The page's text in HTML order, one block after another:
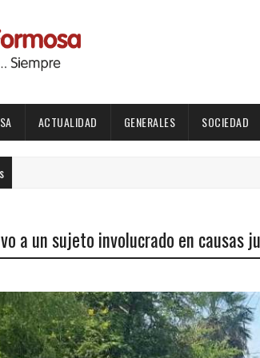
ACTUALIDAD GENERALES SOCIEDAD
a un sujeto involucrado en causas